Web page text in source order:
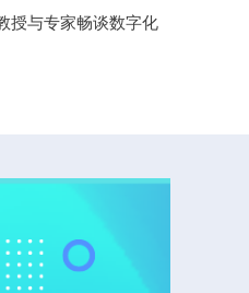
授与专家畅谈数字化